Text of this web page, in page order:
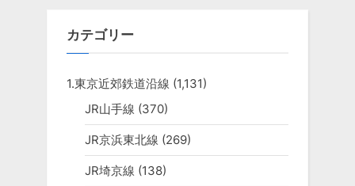
カテゴリー
1.東京近郊鉄道沿線 (1,131)
JR山手線 (370)
JR京浜東北線 (269)
JR埼京線 (138)